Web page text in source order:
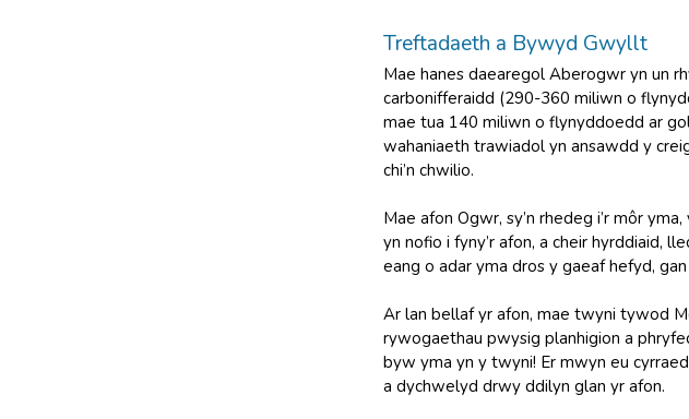
Treftadaeth a Bywyd Gwyllt
Mae hanes daearegol Aberogwr yn un
carbonifferaidd (290-360 miliwn o
mae tua 140 miliwn o flynyddoedd ar
wahaniaeth trawiadol yn ansawdd y
chi’n chwilio.
Mae afon Ogwr, sy’n rhedeg i’r môr
yn nofio i fyny’r afon, a cheir hyrddiaid,
eang o adar yma dros y gaeaf hefyd,
Ar lan bellaf yr afon, mae twyni tywod
rywogaethau pwysig planhigion a
byw yma yn y twyni! Er mwyn eu
a dychwelyd drwy ddilyn glan yr afon.